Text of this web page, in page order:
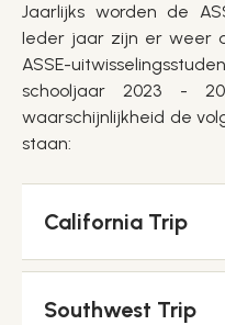
Jaarlijks worden de
Ieder jaar zijn er weer
ASSE-
schooljaar 2023 -
waarschijnlijkheid de
staan:
California Trip
Southwest Trip